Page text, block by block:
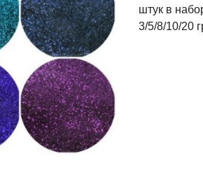
штук в
3/5/8/10/20